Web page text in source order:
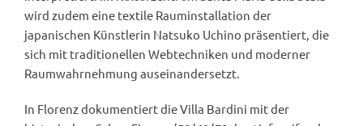
wird zudem eine textile Rauminstallation der
japanischen Künstlerin Natsuko Uchino präsentiert, die
sich mit traditionellen Webtechniken und moderner
Raumwahrnehmung auseinandersetzt.
In Florenz dokumentiert die Villa Bardini mit der